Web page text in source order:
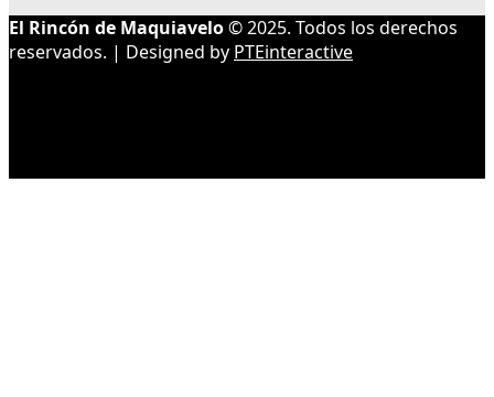
El Rincón de Maquiavelo© 2025. Todos los derechos
reservados. | Designed by PTEinteractive